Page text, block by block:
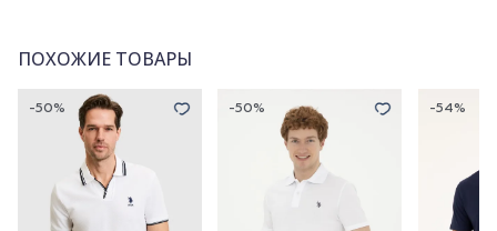
ПОХОЖИЕ ТОВАРЫ
-50% -50% -54%